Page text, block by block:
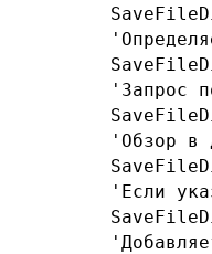
'Запрос
'Обзор в
'Если